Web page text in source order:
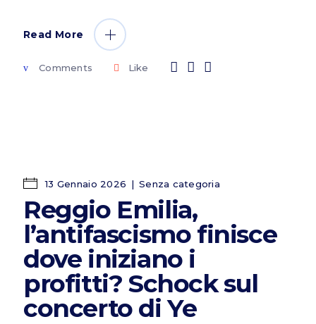
Read More
Comments Like
13 Gennaio 2026 Senza categoria
Reggio Emilia,
l’antifascismo finisce
dove iniziano i
profitti? Schock sul
concerto di Ye